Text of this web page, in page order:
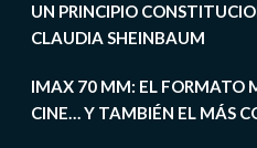
UN PRINCIPIO
CLAUDIA SHEINBAUM
IMAX 70 MM: EL FORMATO
CINE… Y TAMBIÉN EL MÁS